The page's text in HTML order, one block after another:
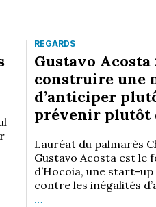
REGARDS
Gustavo Acosta
construire une
d’anticiper
prévenir plutôt
Lauréat du palmarès
Gustavo Acosta est
d’Hocoia, une start-
contre les inégalités
…